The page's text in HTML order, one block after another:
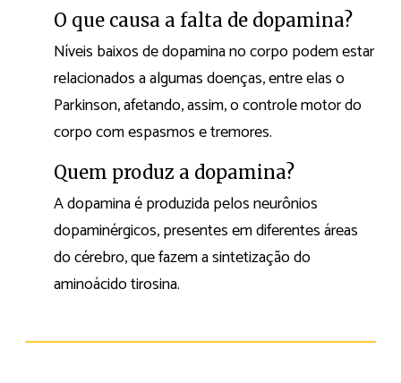
O que causa a falta de dopamina?
Níveis baixos de dopamina no corpo podem estar
relacionados a algumas doenças, entre elas o
Parkinson, afetando, assim, o controle motor do
corpo com espasmos e tremores.
Quem produz a dopamina?
A dopamina é produzida pelos neurônios
dopaminérgicos, presentes em diferentes áreas
do cérebro, que fazem a sintetização do
aminoácido tirosina.